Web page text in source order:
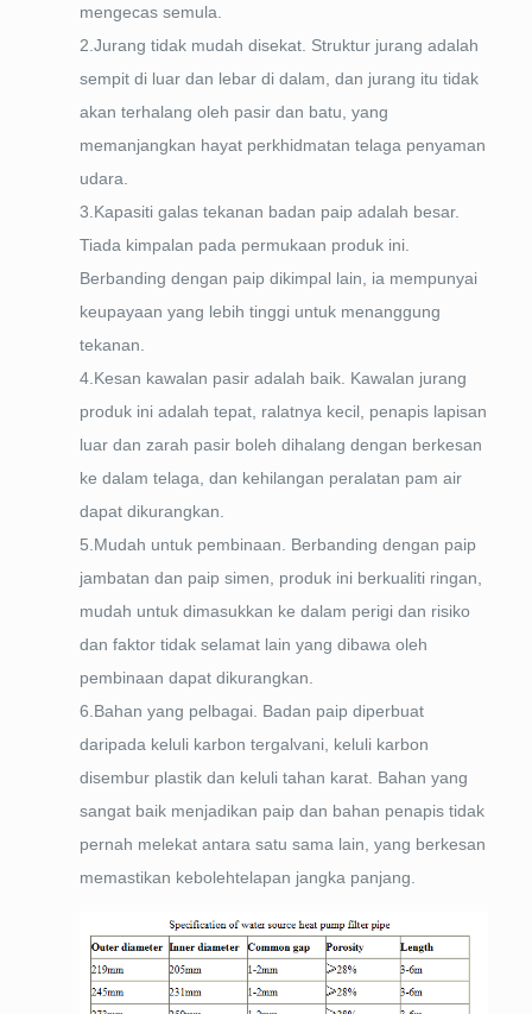
mengecas semula.
2.Jurang tidak mudah disekat. Struktur jurang adalah
sempit di luar dan lebar di dalam, dan jurang itu tidak
akan terhalang oleh pasir dan batu, yang
memanjangkan hayat perkhidmatan telaga penyaman
udara.
3.Kapasiti galas tekanan badan paip adalah besar.
Tiada kimpalan pada permukaan produk ini.
Berbanding dengan paip dikimpal lain, ia mempunyai
keupayaan yang lebih tinggi untuk menanggung
tekanan.
4.Kesan kawalan pasir adalah baik. Kawalan jurang
produk ini adalah tepat, ralatnya kecil, penapis lapisan
luar dan zarah pasir boleh dihalang dengan berkesan
ke dalam telaga, dan kehilangan peralatan pam air
dapat dikurangkan.
5.Mudah untuk pembinaan. Berbanding dengan paip
jambatan dan paip simen, produk ini berkualiti ringan,
mudah untuk dimasukkan ke dalam perigi dan risiko
dan faktor tidak selamat lain yang dibawa oleh
pembinaan dapat dikurangkan.
6.Bahan yang pelbagai. Badan paip diperbuat
daripada keluli karbon tergalvani, keluli karbon
disembur plastik dan keluli tahan karat. Bahan yang
sangat baik menjadikan paip dan bahan penapis tidak
pernah melekat antara satu sama lain, yang berkesan
memastikan kebolehtelapan jangka panjang.